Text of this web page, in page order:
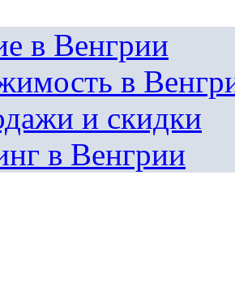
в Венгрии
в
и скидки
в Венгрии